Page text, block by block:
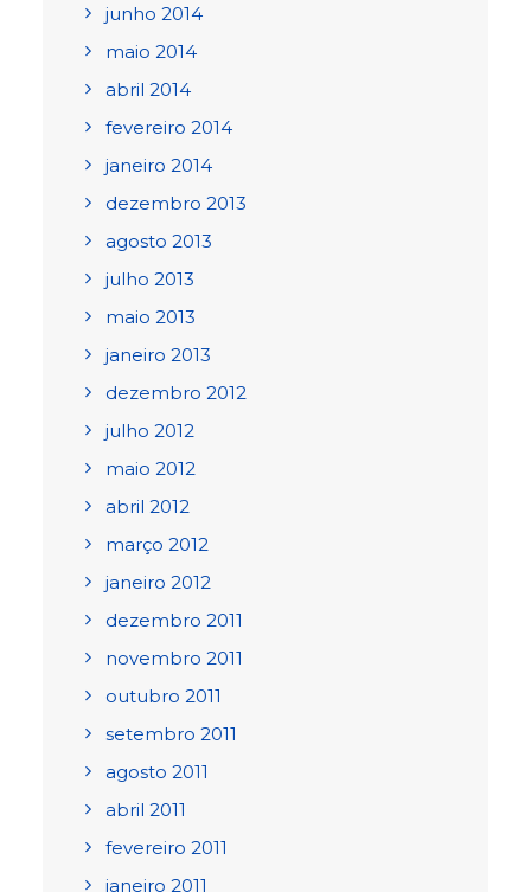
junho 2014
maio 2014
abril 2014
fevereiro 2014
janeiro 2014
dezembro 2013
agosto 2013
julho 2013
maio 2013
janeiro 2013
dezembro 2012
julho 2012
maio 2012
abril 2012
março 2012
janeiro 2012
dezembro 2011
novembro 2011
outubro 2011
setembro 2011
agosto 2011
abril 2011
fevereiro 2011
janeiro 2011